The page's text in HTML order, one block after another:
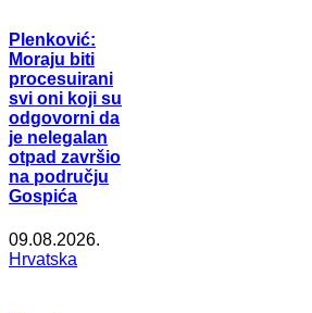
Plenković:
Moraju biti
procesuirani
svi oni koji su
odgovorni da
je nelegalan
otpad završio
na području
Gospića
09.08.2026.
Hrvatska